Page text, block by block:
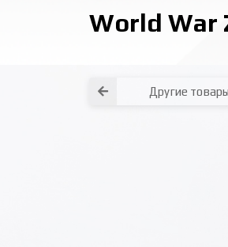
World War
Другие товары